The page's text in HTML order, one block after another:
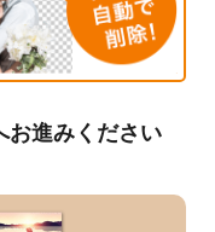
お進みください